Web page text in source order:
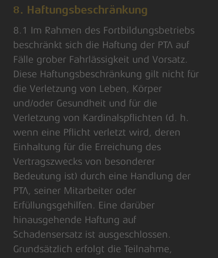
8. Haftungsbeschränkung
8.1 Im Rahmen des Fortbildungsbetriebs
beschränkt sich die Haftung der PTA auf
Fälle grober Fahrlässigkeit und Vorsatz.
Diese Haftungsbeschränkung gilt nicht für
die Verletzung von Leben, Körper
und/oder Gesundheit und für die
Verletzung von Kardinalspflichten (d. h.
wenn eine Pflicht verletzt wird, deren
Einhaltung für die Erreichung des
Vertragszwecks von besonderer
Bedeutung ist) durch eine Handlung der
PTA, seiner Mitarbeiter oder
Erfüllungsgehilfen. Eine darüber
hinausgehende Haftung auf
Schadensersatz ist ausgeschlossen.
Grundsätzlich erfolgt die Teilnahme,